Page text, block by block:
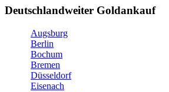
Deutschlandweiter Goldankauf
Augsburg
Berlin
Bochum
Bremen
Düsseldorf
Eisenach